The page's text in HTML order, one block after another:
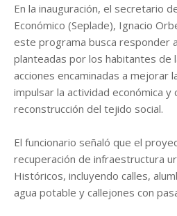
En la inauguración, el secretario
Económico (Seplade), Ignacio
este programa busca responder
planteadas por los habitantes de
acciones encaminadas a mejorar
impulsar la actividad económica y
reconstrucción del tejido social.
El funcionario señaló que el
recuperación de infraestructura
Históricos, incluyendo calles,
agua potable y callejones con